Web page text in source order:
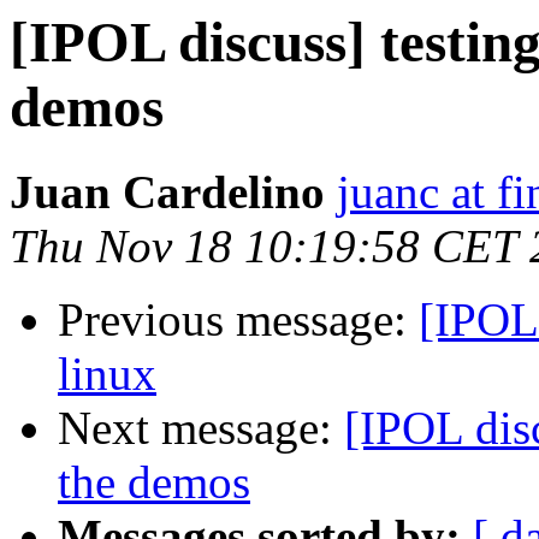
[IPOL discuss]
demos
Juan Cardelino juanc at
Thu Nov 18 10:19:58 CET
Previous message:
linux
Next message: [IPOL
the demos